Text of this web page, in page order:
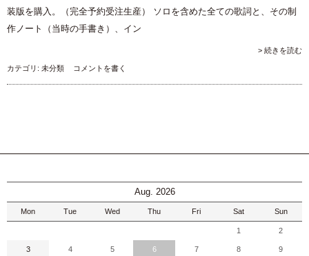
装版を購入。（完全予約受注生産） ソロを含めた全ての歌詞と、その制
作ノート（当時の手書き）、イン
> 続きを読む
カテゴリ: 未分類 コメントを書く
Aug. 2026
Mon Tue Wed Thu Fri Sat Sun
1 2
3 4 5 6 7 8 9